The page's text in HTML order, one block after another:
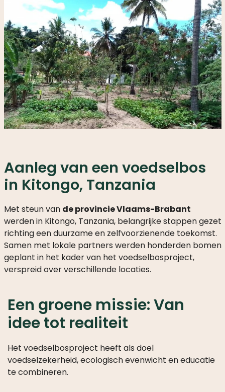
Aanleg van een voedselbos
in Kitongo, Tanzania
Met steun van de provincie Vlaams-Brabant
werden in Kitongo, Tanzania, belangrijke stappen gezet
richting een duurzame en zelfvoorzienende toekomst.
Samen met lokale partners werden honderden bomen
geplant in het kader van het voedselbosproject,
verspreid over verschillende locaties.
Een groene missie: Van
idee tot realiteit
Het voedselbosproject heeft als doel
voedselzekerheid, ecologisch evenwicht en educatie
te combineren.